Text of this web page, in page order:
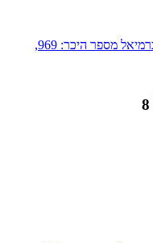
דואר ישראל שעות פתיחה, רשות הדואר כרמיאל מספר היכר: 969,